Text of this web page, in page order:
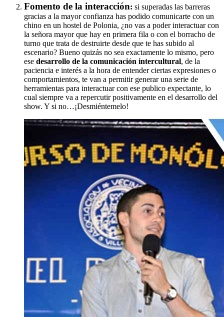
Fomento de la interacción: si superadas las barreras
gracias a la mayor confianza has podido comunicarte con un
chino en un hostel de Polonia, ¿no vas a poder interactuar con
la señora mayor que hay en primera fila o con el borracho de
turno que trata de destruirte desde que te has subido al
escenario? Bueno quizás no sea exactamente lo mismo, pero
ese desarrollo de la comunicación intercultural, de la
paciencia e interés a la hora de entender ciertas expresiones o
comportamientos, te van a permitir generar una serie de
herramientas para interactuar con ese publico expectante, lo
cual siempre va a repercutir positivamente en el desarrollo del
show. Y si no…¡Desmiéntemelo!